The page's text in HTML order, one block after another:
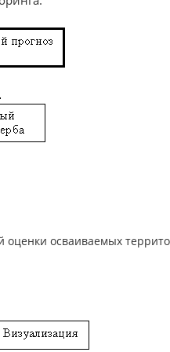
оценки осваиваемых